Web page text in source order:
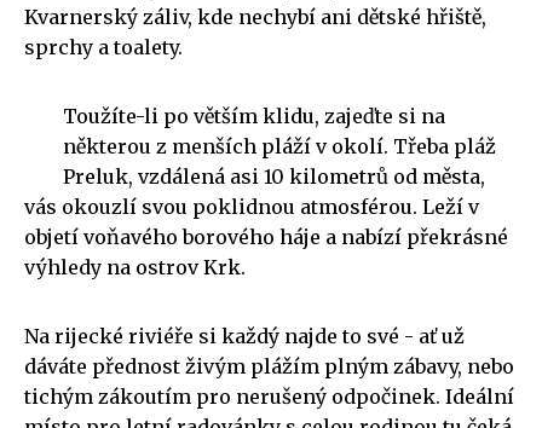
Kvarnerský záliv, kde nechybí ani dětské hřiště,
sprchy a toalety.
Toužíte-li po větším klidu, zajeďte si na
některou z menších pláží v okolí. Třeba pláž
Preluk, vzdálená asi 10 kilometrů od města,
vás okouzlí svou poklidnou atmosférou. Leží v
objetí voňavého borového háje a nabízí překrásné
výhledy na ostrov Krk.
Na rijecké riviéře si každý najde to své - ať už
dáváte přednost živým plážím plným zábavy, nebo
tichým zákoutím pro nerušený odpočinek. Ideální